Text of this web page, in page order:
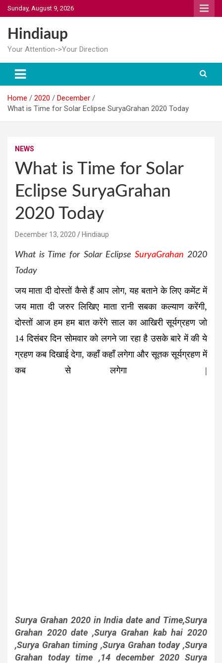
Skip
to
content
Sunday, August 9, 2026
Hindiaup
Your Attention->Your Direction
Home 2020
December
What is Time for Solar Eclipse SuryaGrahan 2020 Today
NEWS
What is Time for Solar
Eclipse SuryaGrahan
2020 Today
December 13, 2020 Hindiaup
What is Time for Solar Eclipse SuryaGrahan 2020
Today
जय माता दी दोस्तों कैसे हैं आप लोग, यह बताने के लिए कमेंट में
जय माता दी जरुर लिखिए माता रानी सबका कल्याण करेंगी,
दोस्तों आज हम हम बात करेंगे साल का आखिरी सूर्यग्रहण जो
14 दिसंबर दिन सोमवार को लगने जा रहा है उसके बारे में की ये
ग्रहण कब दिखाई देगा, कहाँ कहाँ लगेगा और सूतक सूर्यग्रहण में
कब से लगेगा |
Surya Grahan 2020 in India date and Time,Surya
Grahan 2020 date ,Surya Grahan kab hai 2020
,Surya Grahan timing ,Surya Grahan today ,Surya
Grahan today time ,14 december 2020 Surya